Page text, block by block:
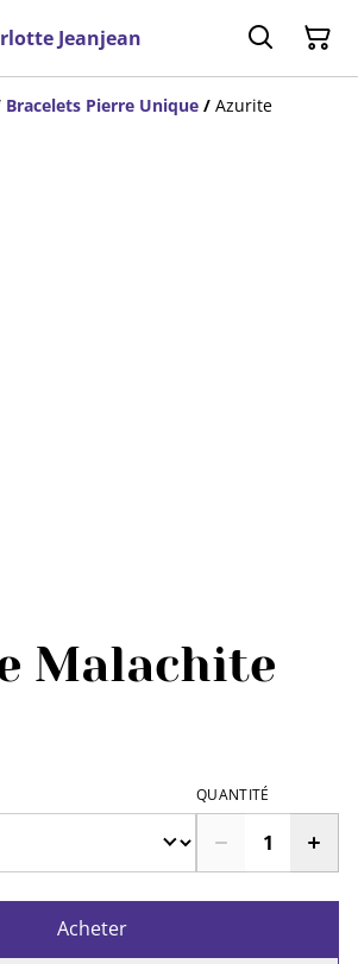
Jeanjean
Bracelets Pierre Unique / Azurite
Malachite
QUANTITÉ
Acheter